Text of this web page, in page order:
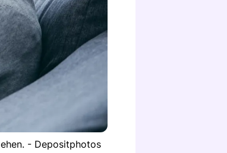
- Depositphotos